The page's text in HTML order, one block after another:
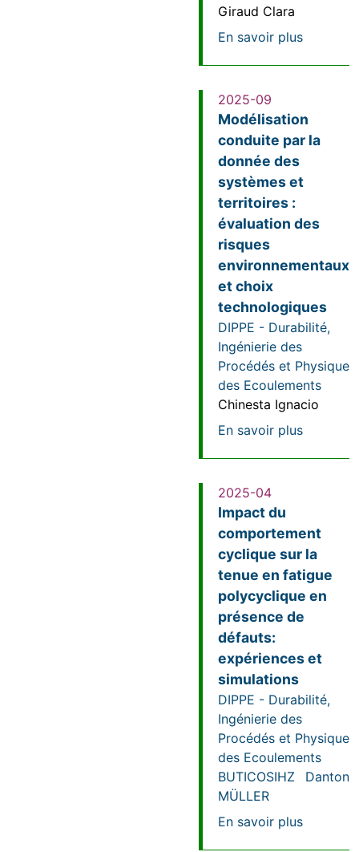
Giraud Clara
En savoir plussur
2025-09
Modélisation
conduite par la
donnée des
systèmes et
territoires :
évaluation des
risques
environnementaux
et choix
technologiques
DIPPE - Durabilité,
Ingénierie des
Procédés et Physique
des Ecoulements
Chinesta Ignacio
En savoir plussur
2025-04
Impact du
comportement
cyclique sur la
tenue en fatigue
polycyclique en
présence de
défauts:
expériences et
simulations
DIPPE - Durabilité,
Ingénierie des
Procédés et Physique
des Ecoulements
BUTICOSIHZ
MÜLLER
Danton
En savoir plussur